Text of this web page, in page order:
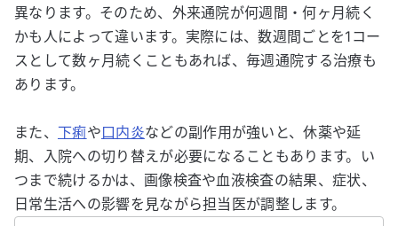
異なります。そのため、外来通院が何週間・何ヶ月続く
かも人によって違います。実際には、数週間ごとを1コー
スとして数ヶ月続くこともあれば、毎週通院する治療も
あります。
また、 下痢や口内炎などの副作用が強いと、休薬や延
期、入院への切り替えが必要になることもあります。い
つまで続けるかは、画像検査や血液検査の結果、症状、
日常生活への影響を見ながら担当医が調整します。